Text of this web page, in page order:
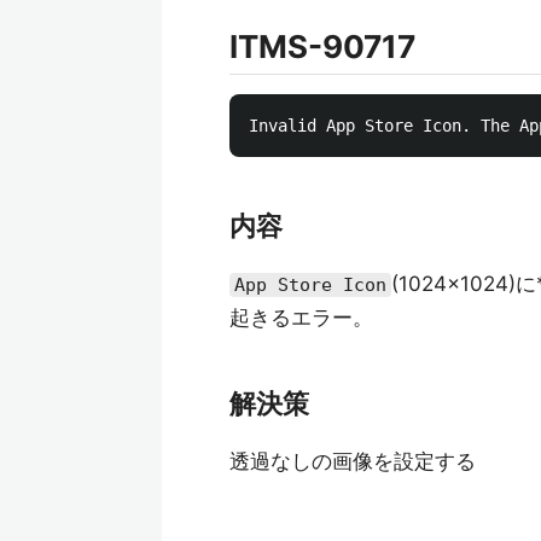
ITMS-90717
内容
App Store Icon (1024×1024)に
起きるエラー。
解決策
透過なしの画像を設定する